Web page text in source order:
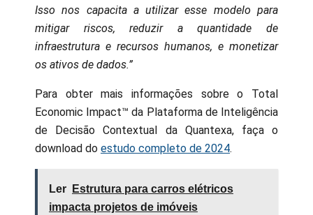
Isso nos capacita a utilizar esse modelo para
mitigar riscos, reduzir a quantidade de
infraestrutura e recursos humanos, e monetizar
os ativos de dados.”
Para obter mais informações sobre o Total
Economic Impact™ da Plataforma de Inteligência
de Decisão Contextual da Quantexa, faça o
download do estudo completo de 2024.
Ler
Estrutura para carros elétricos
impacta projetos de imóveis